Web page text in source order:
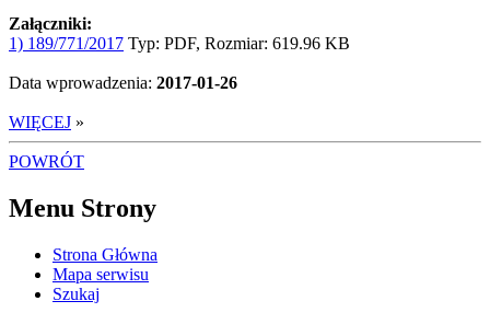
Załączniki:
1) 189/771/2017 Typ: PDF, Rozmiar: 619.96 KB
Data wprowadzenia: 2017-01-26
WIĘCEJ »
POWRÓT
Menu Strony
Strona Główna
Mapa serwisu
Szukaj